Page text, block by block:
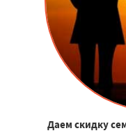
Даем скидку